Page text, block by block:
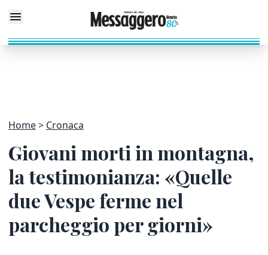
Home Cronaca
Giovani morti in montagna,
la testimonianza: «Quelle
due Vespe ferme nel
parcheggio per giorni»